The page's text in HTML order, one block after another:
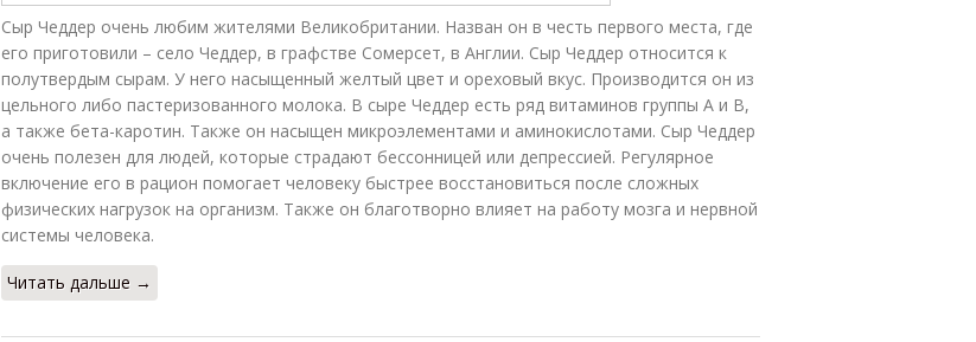
Сыр Чеддер очень любим жителями Великобритании. Назван он в честь первого места, где
его приготовили – село Чеддер, в графстве Сомерсет, в Англии. Сыр Чеддер относится к
полутвердым сырам. У него насыщенный желтый цвет и ореховый вкус. Производится он из
цельного либо пастеризованного молока. В сыре Чеддер есть ряд витаминов группы А и В,
а также бета-каротин. Также он насыщен микроэлементами и аминокислотами. Сыр Чеддер
очень полезен для людей, которые страдают бессонницей или депрессией. Регулярное
включение его в рацион помогает человеку быстрее восстановиться после сложных
физических нагрузок на организм. Также он благотворно влияет на работу мозга и нервной
системы человека.
Читать дальше →